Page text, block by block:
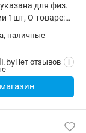
для физ.
1шт, О товаре:
материал
IP20,
наличные
Нет отзывов i